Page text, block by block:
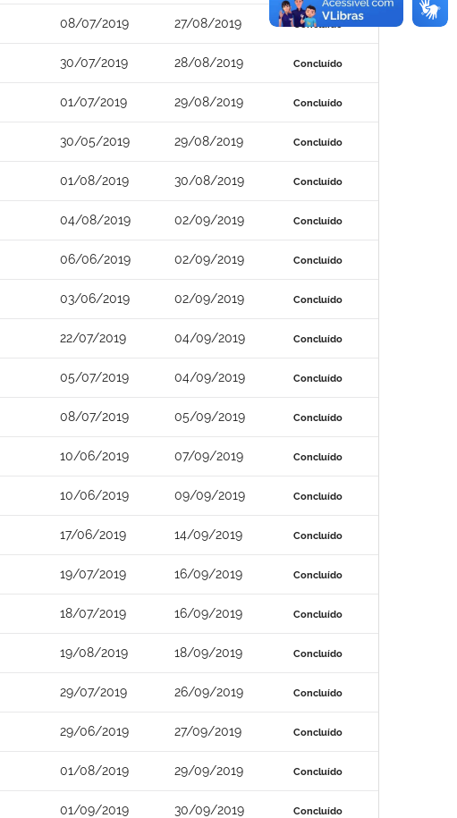
08/07/2019 27/08/2019 Concluído
30/07/2019 28/08/2019 Concluído
01/07/2019 29/08/2019 Concluído
30/05/2019 29/08/2019 Concluído
01/08/2019 30/08/2019 Concluído
04/08/2019 02/09/2019 Concluído
06/06/2019 02/09/2019 Concluído
03/06/2019 02/09/2019 Concluído
22/07/2019 04/09/2019 Concluído
05/07/2019 04/09/2019 Concluído
08/07/2019 05/09/2019 Concluído
10/06/2019 07/09/2019 Concluído
10/06/2019 09/09/2019 Concluído
17/06/2019 14/09/2019 Concluído
19/07/2019 16/09/2019 Concluído
18/07/2019 16/09/2019 Concluído
19/08/2019 18/09/2019 Concluído
29/07/2019 26/09/2019 Concluído
29/06/2019 27/09/2019 Concluído
01/08/2019 29/09/2019 Concluído
01/09/2019 30/09/2019 Concluído